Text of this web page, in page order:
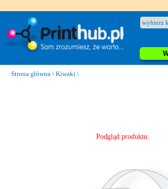
Strona główna \ Kiwaki \
Podgląd produktu: